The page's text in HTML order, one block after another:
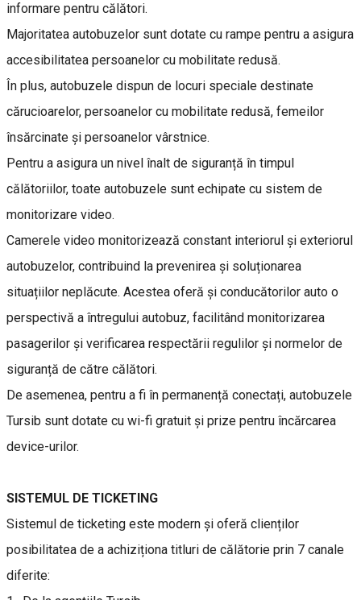
informare pentru călători.
Majoritatea autobuzelor sunt dotate cu rampe pentru a asigura
accesibilitatea persoanelor cu mobilitate redusă.
În plus, autobuzele dispun de locuri speciale destinate
cărucioarelor, persoanelor cu mobilitate redusă, femeilor
însărcinate și persoanelor vârstnice.
Pentru a asigura un nivel înalt de siguranță în timpul
călătoriilor, toate autobuzele sunt echipate cu sistem de
monitorizare video.
Camerele video monitorizează constant interiorul și exteriorul
autobuzelor, contribuind la prevenirea și soluționarea
situațiilor neplăcute. Acestea oferă și conducătorilor auto o
perspectivă a întregului autobuz, facilitând monitorizarea
pasagerilor și verificarea respectării regulilor și normelor de
siguranță de către călători.
De asemenea, pentru a fi în permanență conectați, autobuzele
Tursib sunt dotate cu wi-fi gratuit și prize pentru încărcarea
device-urilor.
SISTEMUL DE TICKETING
Sistemul de ticketing este modern și oferă clienților
posibilitatea de a achiziționa titluri de călătorie prin 7 canale
diferite: